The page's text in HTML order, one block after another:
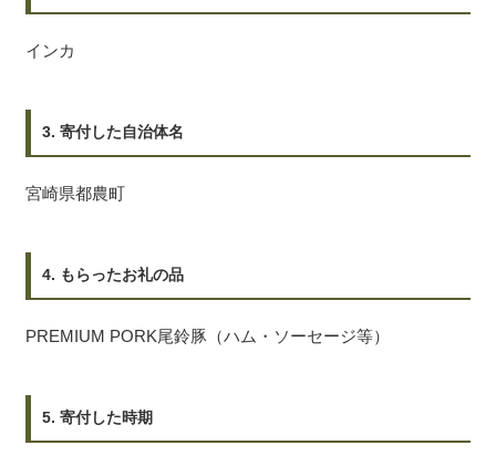
インカ
3. 寄付した自治体名
宮崎県都農町
4. もらったお礼の品
PREMIUM PORK尾鈴豚（ハム・ソーセージ等）
5. 寄付した時期